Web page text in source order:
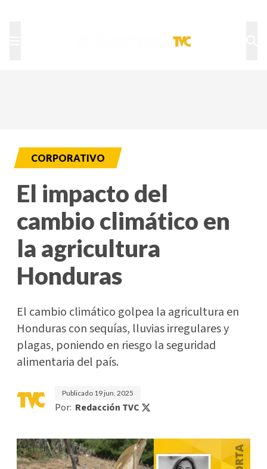
CORPORATIVO
El impacto del
cambio climático en
la agricultura
Honduras
El cambio climático golpea la agricultura en
Honduras con sequías, lluvias irregulares y
plagas, poniendo en riesgo la seguridad
alimentaria del país.
Publicado 19 jun. 2025
Por: Redacción TVC